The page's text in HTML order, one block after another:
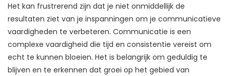
Het kan frustrerend zijn dat je niet onmiddellijk de
resultaten ziet van je inspanningen om je communicatieve
vaardigheden te verbeteren. Communicatie is een
complexe vaardigheid die tijd en consistentie vereist om
echt te kunnen bloeien. Het is belangrijk om geduldig te
blijven en te erkennen dat groei op het gebied van